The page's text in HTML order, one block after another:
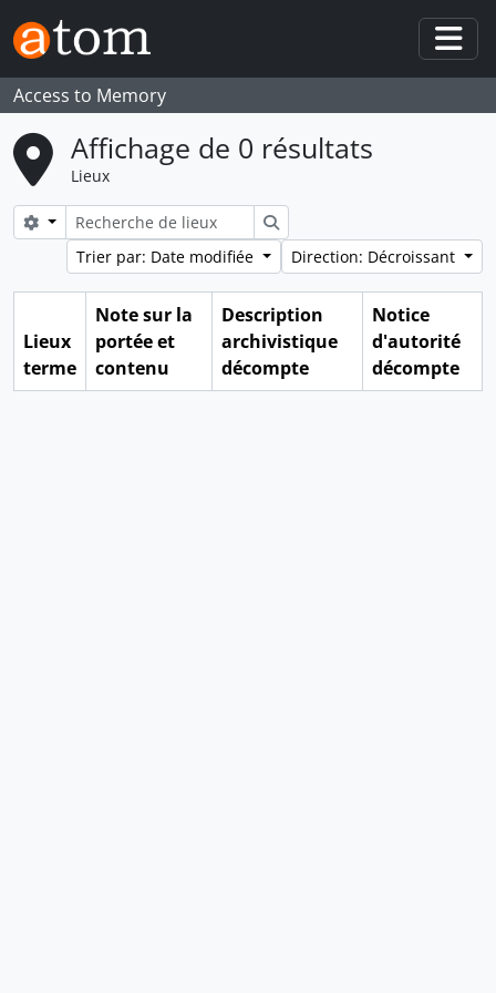
Skip to main content
Access to Memory
Affichage de 0 résultats
Lieux
Search options
Rechercher
Trier par: Date modifiée
Direction: Décroissant
Lieux
terme
Note sur la
portée et
contenu
Description
archivistique
décompte
Notice
d'autorité
décompte